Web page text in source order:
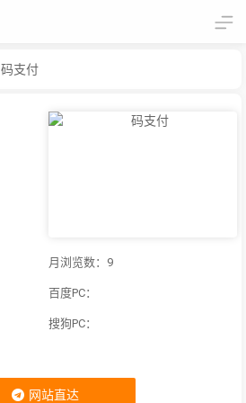
码支付
月浏览数：9
百度PC：
搜狗PC：
网站直达